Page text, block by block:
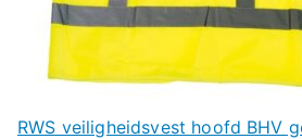
RWS veiligheidsvest hoofd BHV